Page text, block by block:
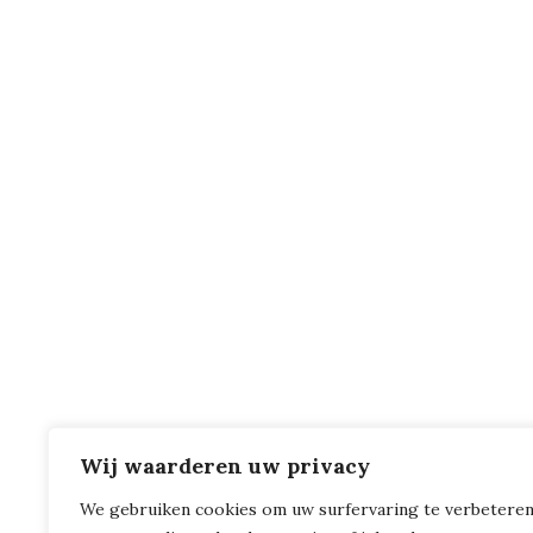
Wij waarderen uw privacy
We gebruiken cookies om uw surfervaring te